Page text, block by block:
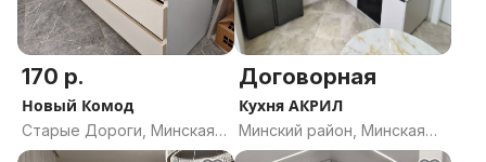
170 р.
Новый Комод
Старые Дороги, Минская
область
Договорная
Кухня АКРИЛ
Минский район, Минская
область